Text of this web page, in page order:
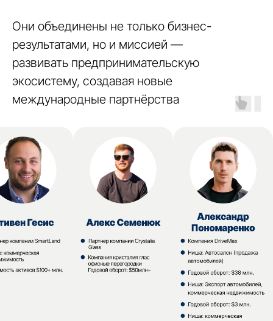
Они объединены не только бизнес-
результатами, но и миссией —
развивать предпринимательскую
экосистему, создавая новые
международные партнёрства